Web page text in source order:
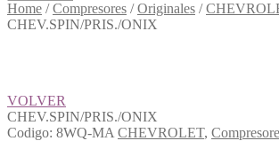
Home /Compresores /Originales /
CHEV.SPIN/PRIS./ONIX
VOLVER
CHEV.SPIN/PRIS./ONIX
Codigo: 8WQ-MA CHEVROLET,